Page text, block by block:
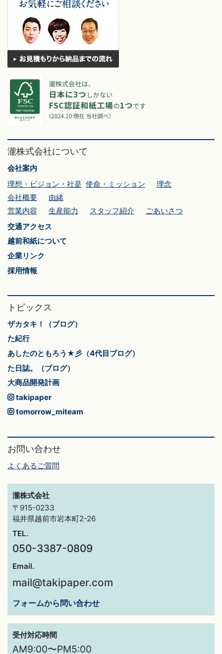
瀧株式会社について
会社案内
理想・ビジョン・社是 使命・ミッション
理念
会社概要
由緒
営業内容
生産能力 スタッフ紹介
ごあいさつ
交通アクセス
越前和紙について
企業リンク
採用情報
トピックス
ザカタキ！（ブログ）
た紀行
あしたのともろう★彡（4代目ブログ）
た日誌。（ブログ）
大商品開発計画
takipaper
tomorrow_miteam
お問い合わせ
よくあるご質問
瀧株式会社
〒915-0233
福井県越前市岩本町2-26
TEL.
050-3387-0809
Email.
mail@takipaper.com
フォームから問い合わせ
受付対応時間
AM9:00〜PM5:00